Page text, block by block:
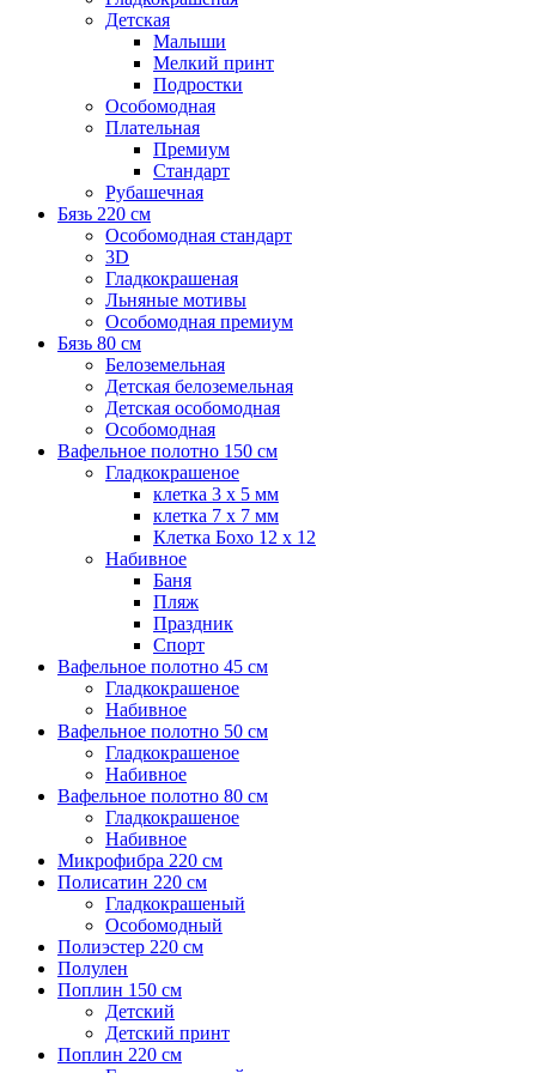
Детская
Малыши
Мелкий принт
Подростки
Особомодная
Плательная
Премиум
Стандарт
Рубашечная
Бязь 220 см
Особомодная стандарт
3D
Гладкокрашеная
Льняные мотивы
Особомодная премиум
Бязь 80 см
Белоземельная
Детская белоземельная
Детская особомодная
Особомодная
Вафельное полотно 150 см
Гладкокрашеное
клетка 3 х 5 мм
клетка 7 х 7 мм
Клетка Бохо 12 x 12
Набивное
Баня
Пляж
Праздник
Спорт
Вафельное полотно 45 см
Гладкокрашеное
Набивное
Вафельное полотно 50 см
Гладкокрашеное
Набивное
Вафельное полотно 80 см
Гладкокрашеное
Набивное
Микрофибра 220 см
Полисатин 220 см
Гладкокрашеный
Особомодный
Полиэстер 220 см
Полулен
Поплин 150 см
Детский
Детский принт
Поплин 220 см